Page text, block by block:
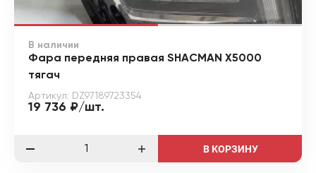
В наличии
Фара передняя правая SHACMAN X5000
тягач
Артикул: DZ97189723354
19 736 ₽/шт.
В КОРЗИНУ